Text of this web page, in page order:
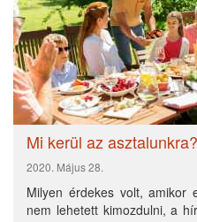
Milyen érdekes volt, amikor
nem lehetett kimozdulni, a
parton olyan élet van, mint a